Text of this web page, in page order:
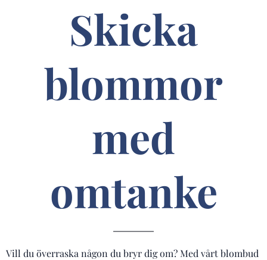
Skicka
blommor
med
omtanke
Vill du överraska någon du bryr dig om? Med vårt blombud